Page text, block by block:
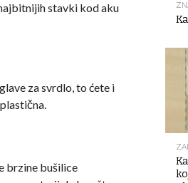
stavki kod aku
za svrdlo, to ćete i
brzine bušilice